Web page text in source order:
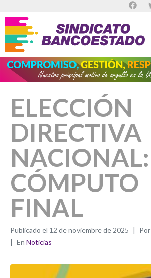
ELECCIÓN
DIRECTIVA
NACIONAL:
CÓMPUTO
FINAL
Publicado el 12 de noviembre de 2025 Por
En Noticias